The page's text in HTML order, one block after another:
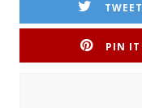
TWEET
PIN IT